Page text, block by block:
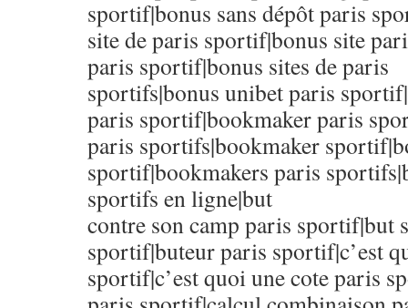
sportif|bonus sans dépôt paris
site de paris sportif|bonus site
paris sportif|bonus sites de paris
sportifs|bonus unibet paris
paris sportif|bookmaker paris
paris sportifs|bookmaker
sportif|bookmakers paris
sportifs en ligne|but
contre son camp paris sportif|but
sportif|buteur paris sportif|c’est
sportif|c’est quoi une cote paris